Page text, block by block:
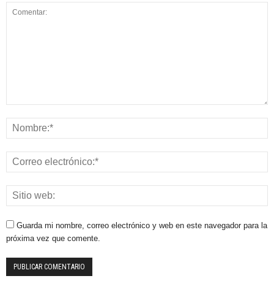
Guarda mi nombre, correo electrónico y web en este navegador para la
próxima vez que comente.